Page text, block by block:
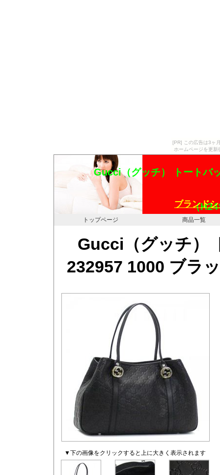
[PR] この広告は3ヶ
ホームページを更
Gucci（グッチ） トートバ
（
ブランド
トップページ 商品一覧
Gucci（グッチ）
232957 1000 ブラ
▼下の画像をクリックすると上に大きく表示されます